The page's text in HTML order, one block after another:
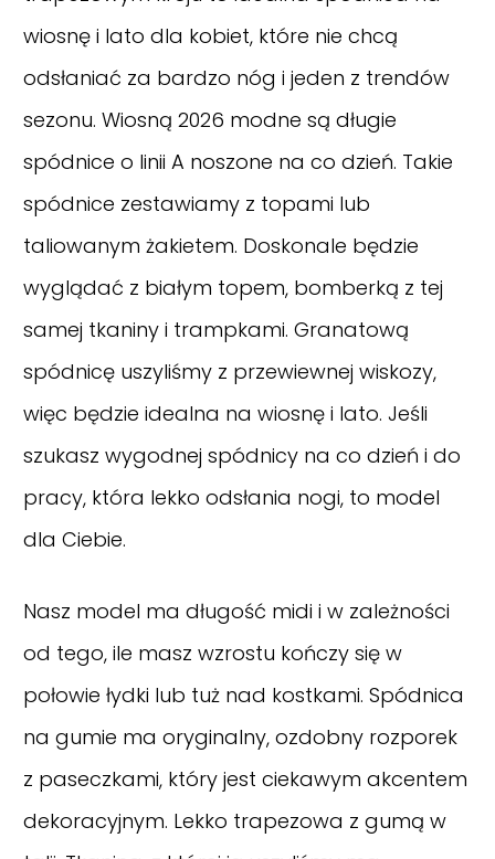
wiosnę i lato dla kobiet, które nie chcą
odsłaniać za bardzo nóg i jeden z trendów
sezonu. Wiosną 2026 modne są długie
spódnice o linii A noszone na co dzień. Takie
spódnice zestawiamy z topami lub
taliowanym żakietem. Doskonale będzie
wyglądać z białym topem, bomberką z tej
samej tkaniny i trampkami. Granatową
spódnicę uszyliśmy z przewiewnej wiskozy,
więc będzie idealna na wiosnę i lato. Jeśli
szukasz wygodnej spódnicy na co dzień i do
pracy, która lekko odsłania nogi, to model
dla Ciebie.
Nasz model ma długość midi i w zależności
od tego, ile masz wzrostu kończy się w
połowie łydki lub tuż nad kostkami. Spódnica
na gumie ma oryginalny, ozdobny rozporek
z paseczkami, który jest ciekawym akcentem
dekoracyjnym. Lekko trapezowa z gumą w